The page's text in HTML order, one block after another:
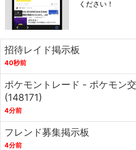
ください！
招待レイド掲示板
40秒前
ポケモントレード - ポケモン
(148171)
4分前
フレンド募集掲示板
4分前